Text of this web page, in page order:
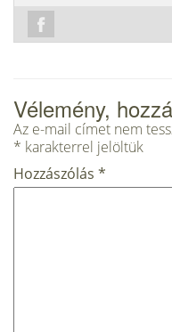
Vélemény,
Az e-mail címet nem
* karakterrel jelöltük
Hozzászólás *